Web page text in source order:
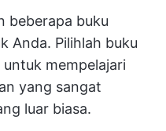
beberapa buku
Anda. Pilihlah buku
mempelajari
yang sangat
luar biasa.